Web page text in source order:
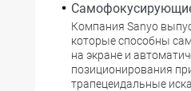
Компания Sanyo
которые способны
на экране и
позиционирования
трапецеидальные